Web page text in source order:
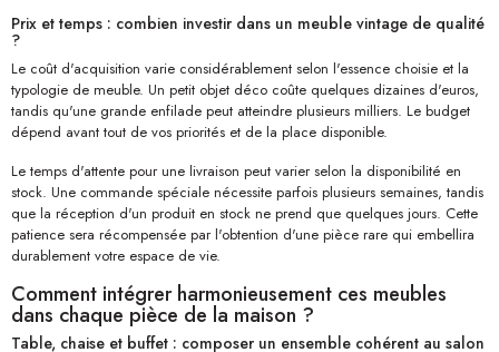
Prix et temps : combien investir dans un meuble vintage de qualité
?
Le coût d'acquisition varie considérablement selon l'essence choisie et la
typologie de meuble. Un petit objet déco coûte quelques dizaines d'euros,
tandis qu'une grande enfilade peut atteindre plusieurs milliers. Le budget
dépend avant tout de vos priorités et de la place disponible.
Le temps d'attente pour une livraison peut varier selon la disponibilité en
stock. Une commande spéciale nécessite parfois plusieurs semaines, tandis
que la réception d'un produit en stock ne prend que quelques jours. Cette
patience sera récompensée par l'obtention d'une pièce rare qui embellira
durablement votre espace de vie.
Comment intégrer harmonieusement ces meubles
dans chaque pièce de la maison ?
Table, chaise et buffet : composer un ensemble cohérent au salon